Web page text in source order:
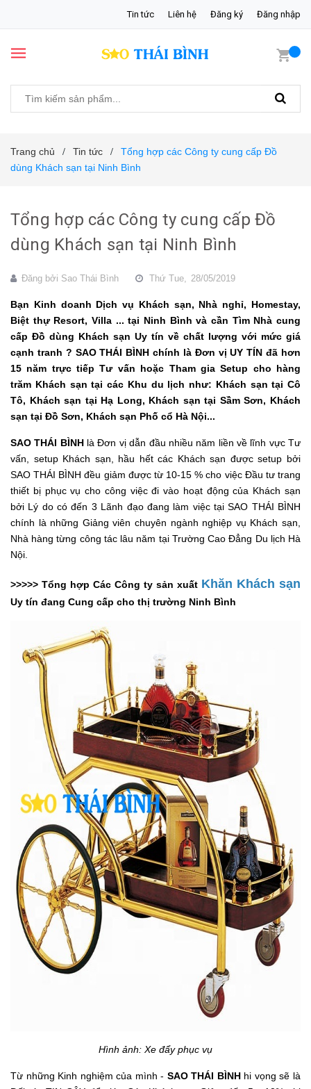
Tin tức Liên hệ Đăng ký Đăng nhập
Trang chủ / Tin tức /
Tổng hợp các Công ty cung cấp Đồ
dùng Khách sạn tại Ninh Bình
Tổng hợp các Công ty cung cấp Đồ
dùng Khách sạn tại Ninh Bình
Đăng bởi Sao Thái Bình Thứ Tue, 28/05/2019
Bạn Kinh doanh Dịch vụ Khách sạn, Nhà nghỉ, Homestay,
Biệt thự Resort, Villa ... tại Ninh Bình và cần Tìm Nhà cung
cấp Đồ dùng Khách sạn Uy tín về chất lượng với mức giá
cạnh tranh ? SAO THÁI BÌNH chính là Đơn vị UY TÍN đã hơn
15 năm trực tiếp Tư vấn hoặc Tham gia Setup cho hàng
trăm Khách sạn tại các Khu du lịch như: Khách sạn tại Cô
Tô, Khách sạn tại Hạ Long, Khách sạn tại Sầm Sơn, Khách
sạn tại Đồ Sơn, Khách sạn Phố cổ Hà Nội...
SAO THÁI BÌNHlà Đơn vị dẫn đầu nhiều năm liền về lĩnh vực Tư
vấn, setup Khách sạn, hầu hết các Khách sạn được setup bởi
SAO THÁI BÌNH đều giảm được từ 10-15 % cho việc Đầu tư trang
thiết bị phục vụ cho công việc đi vào hoạt động của Khách sạn
bởi Lý do có đến 3 Lãnh đạo đang làm việc tại SAO THÁI BÌNH
chính là những Giảng viên chuyên ngành nghiệp vụ Khách sạn,
Nhà hàng từng công tác lâu năm tại Trường Cao Đẳng Du lịch Hà
Nội.
>>>>> Tổng hợp Các Công ty sản xuất Khăn Khách sạn
Uy tín đang Cung cấp cho thị trường Ninh Bình
Hình ảnh: Xe đẩy phục vụ
Từ những Kinh nghiệm của mình - SAO THÁI BÌNHhi vọng sẽ là